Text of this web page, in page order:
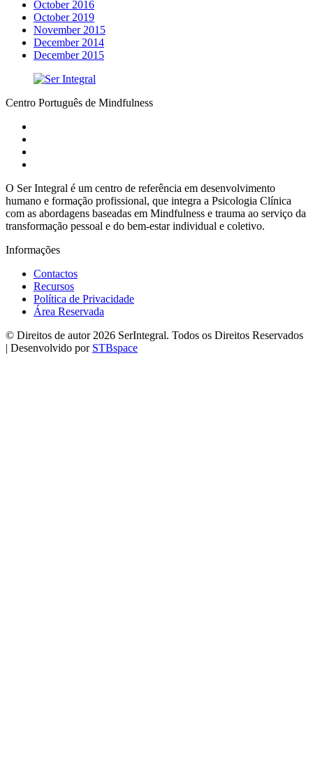
October 2016
October 2019
November 2015
December 2014
December 2015
Centro Português de Mindfulness
O Ser Integral é um centro de referência em desenvolvimento
humano e formação profissional, que integra a Psicologia Clínica
com as abordagens baseadas em Mindfulness e trauma ao serviço da
transformação pessoal e do bem-estar individual e coletivo.
Informações
Contactos
Recursos
Política de Privacidade
Área Reservada
© Direitos de autor 2026 SerIntegral. Todos os Direitos Reservados
| Desenvolvido por STBspace